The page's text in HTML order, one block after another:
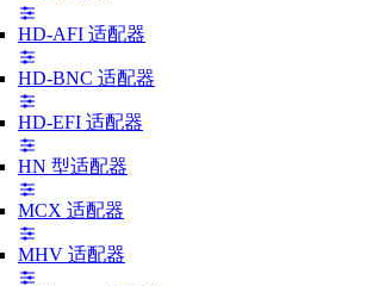
HD-AFI 适配器
HD-BNC 适配器
HD-EFI 适配器
HN 型适配器
MCX 适配器
MHV 适配器